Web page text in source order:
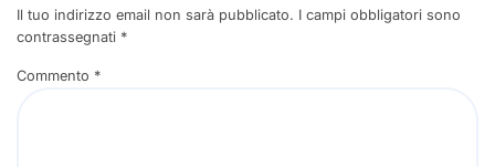
Il tuo indirizzo email non sarà pubblicato. I campi obbligatori sono
contrassegnati *
Commento *